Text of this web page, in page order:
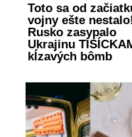
Toto sa od
vojny ešte nestalo!
Rusko zasypalo
Ukrajinu
kĺzavých bômb